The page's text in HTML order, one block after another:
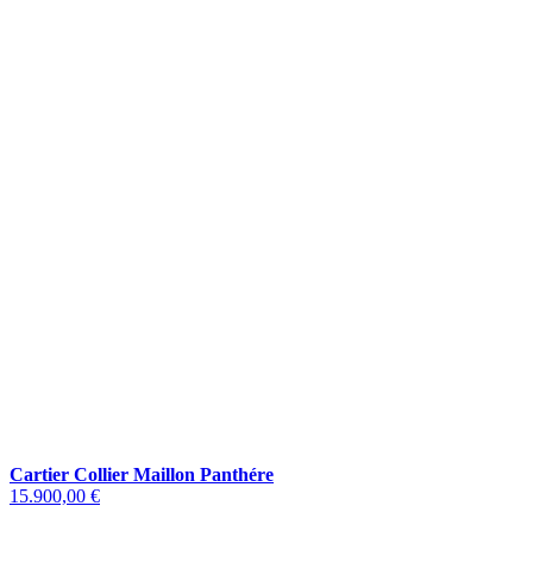
Cartier Collier Maillon Panthére
15.900,00 €